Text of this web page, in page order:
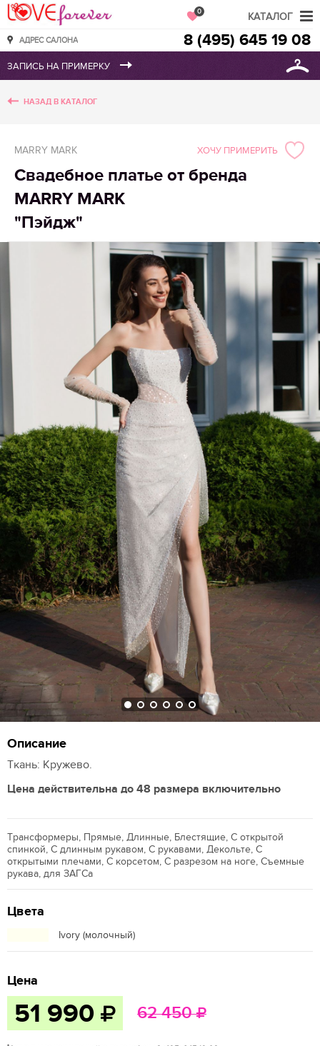
Love Forever
АДРЕС САЛОНА
0
8 (495) 645 19 08
НАЗАД В КАТАЛОГ
MARRY MARK
Свадебное платье от бренда
MARRY MARK
"Пэйдж"
ХОЧУ ПРИМЕРИТЬ
Описание
Ткань: Кружево.
Цена действительна до 48 размера включительно
Трансформеры, Прямые, Длинные, Блестящие, С открытой
спинкой, С длинным рукавом, С рукавами, Декольте, С
открытыми плечами, С корсетом, С разрезом на ноге, Съемные
рукава, для ЗАГСа
Цвета
Ivory (молочный)
Цена
51 990 62 450
КАТАЛОГ